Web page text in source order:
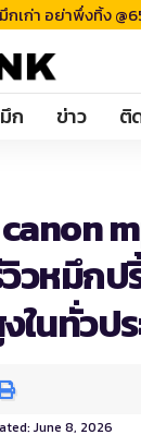
กเก่า อย่าพึ่งทิ้ง
ก ข่าว ติ
วหมึกป
นทั่วปร
June 8, 2026